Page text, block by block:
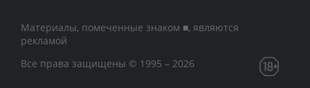
Материалы, помеченные знаком ■, являются
рекламой
Все права защищены © 1995 – 2026